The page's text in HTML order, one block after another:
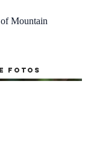
Mountain
fotos